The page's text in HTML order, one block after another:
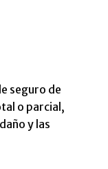
seguro de
o parcial,
y las